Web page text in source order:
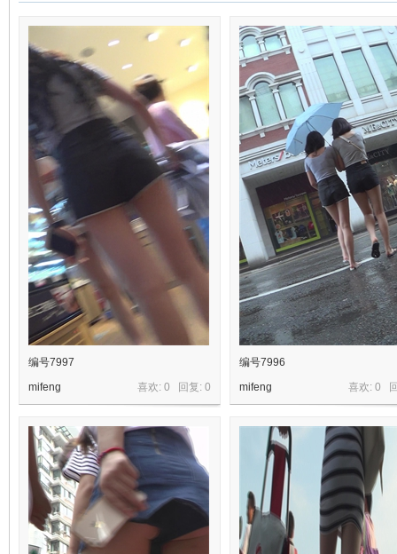
编号7997
喜欢: 0 回复: 0
mifeng
编号7996
喜欢: 0
mifeng